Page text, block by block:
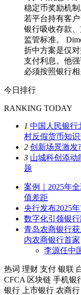
稳定币奖励机
若平台持有客
银行吸收存款
监管标准。
折中方案是仅
支付利息。他
必须按照银行相
今日排行
RANKING TODAY
1 中国人民银行
村反假货币知
2 创新场景激发
3 山城科创添动
题
案例｜2025年
值差距
央行发布2025
数字化引领银
青岛农商银行
内农商银行首家
李源任中
热词 理财 支付 银联
CFCA 区块链 手机银
银行
上市银行 农商行